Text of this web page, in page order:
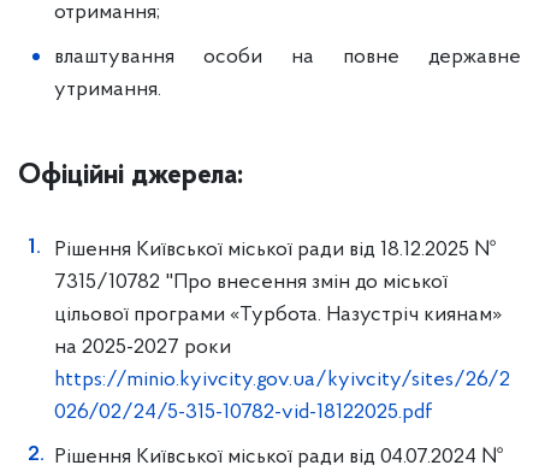
отримання;
влаштування особи на повне державне
утримання.
Офіційні джерела:
Рішення Київської міської ради від 18.12.2025 №
7315/10782 "Про внесення змін до міської
цільової програми «Турбота. Назустріч киянам»
на 2025-2027 роки
https://minio.kyivcity.gov.ua/kyivcity/sites/26/2
026/02/24/5-315-10782-vid-18122025.pdf
Рішення Київської міської ради від 04.07.2024 №